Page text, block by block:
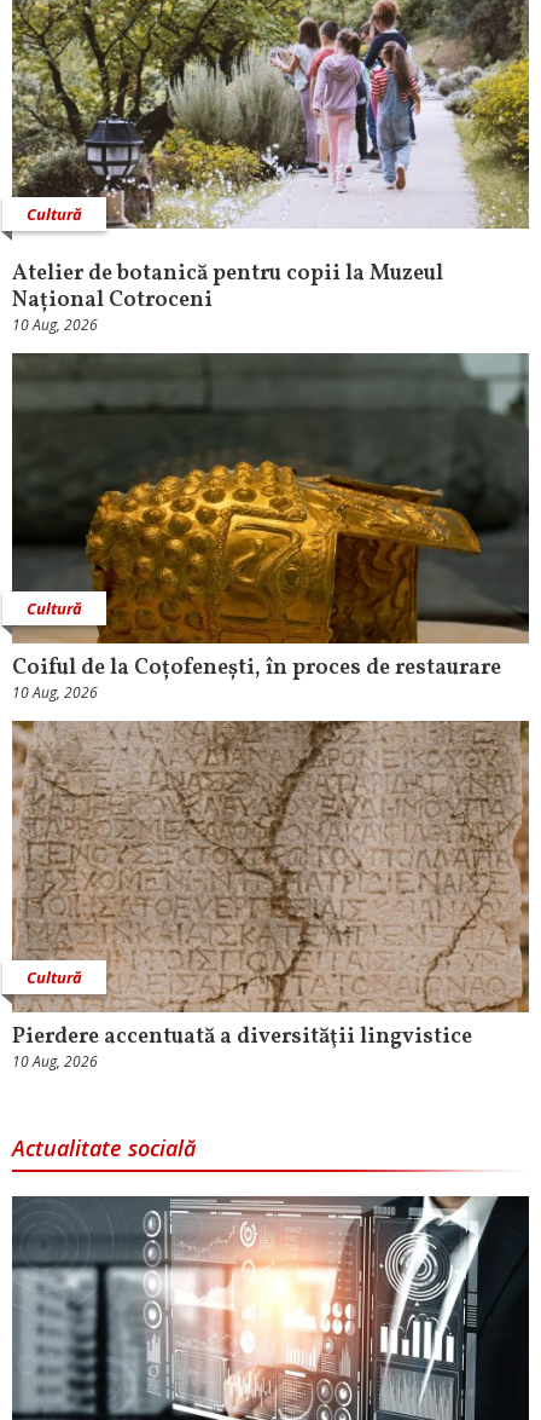
Cultură
Atelier de botanică pentru copii la Muzeul
Național Cotroceni
10 Aug, 2026
Cultură
Coiful de la Coțofenești, în proces de restaurare
10 Aug, 2026
Cultură
Pierdere accentuată a diversităţii lingvistice
10 Aug, 2026
Actualitate socială